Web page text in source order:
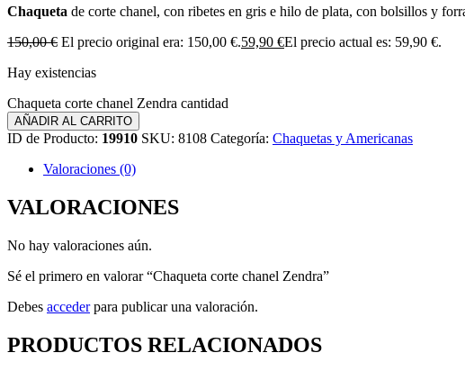
Chaqueta de corte chanel, con ribetes en gris e hilo de plata, con bolsillos y
150,00€ El precio original era: 150,00 €.59,90 €El precio actual es: 59,90 €.
Hay existencias
Chaqueta corte chanel Zendra cantidad
AÑADIR AL CARRITO
ID de Producto: 19910 SKU: 8108 Categoría: Chaquetas y Americanas
Valoraciones (0)
VALORACIONES
No hay valoraciones aún.
Sé el primero en valorar “Chaqueta corte chanel Zendra”
Debes accederpara publicar una valoración.
PRODUCTOS RELACIONADOS